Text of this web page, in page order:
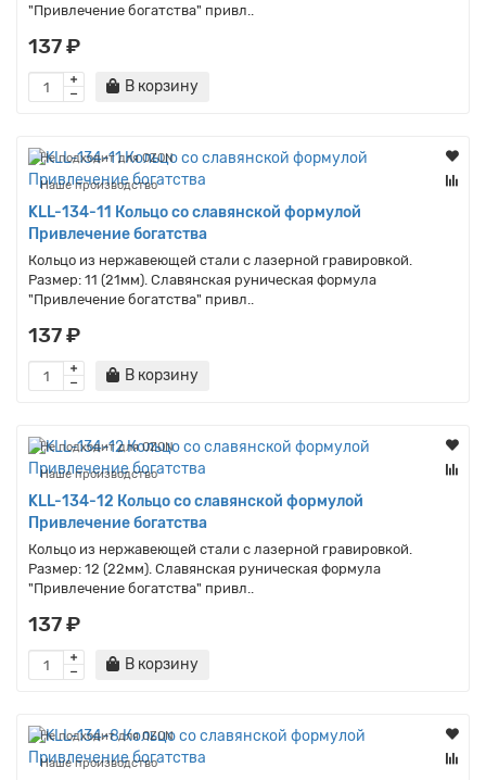
"Привлечение богатства" привл..
137 ₽
В корзину
Не подходит для OZON
Наше производство
KLL-134-11 Кольцо со славянской формулой
Привлечение богатства
Кольцо из нержавеющей стали с лазерной гравировкой.
Размер: 11 (21мм). Славянская руническая формула
"Привлечение богатства" привл..
137 ₽
В корзину
Не подходит для OZON
Наше производство
KLL-134-12 Кольцо со славянской формулой
Привлечение богатства
Кольцо из нержавеющей стали с лазерной гравировкой.
Размер: 12 (22мм). Славянская руническая формула
"Привлечение богатства" привл..
137 ₽
В корзину
Не подходит для OZON
Наше производство